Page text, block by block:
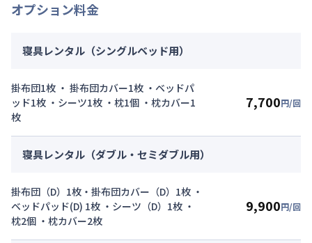
オプション料金
寝具レンタル（シングルベッド用）
掛布団1枚 ・ 掛布団カバー1枚 ・ベッドパ
ッド1枚 ・シーツ1枚 ・枕1個 ・枕カバー1
枚
7,700円/回
寝具レンタル（ダブル・セミダブル用）
掛布団（D）1枚・掛布団カバー（D）1枚 ・
ベッドパッド(D) 1枚 ・シーツ（D）1枚 ・
枕2個 ・枕カバー2枚
9,900円/回